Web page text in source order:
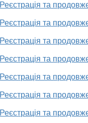
Реєстрація та
Реєстрація та
Реєстрація та
Реєстрація та
Реєстрація та
Реєстрація та
Реєстрація та